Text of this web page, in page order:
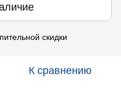
скидки
К сравнению